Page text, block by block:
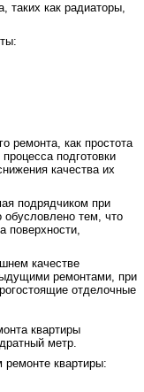
таких как радиаторы,
ремонта, как простота
подготовки
качества их
подрядчиком при
обусловлено тем, что
поверхности,
качестве
ремонтами, при
отделочные
квартиры
метр.
ремонте квартиры: